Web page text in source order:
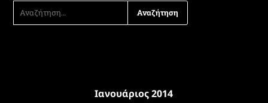
ΑΝΑΖΉΤΗΣΗ
ΓΙΑ:
Ιανουάριος 2014